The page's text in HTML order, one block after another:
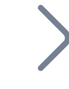
Adicione o